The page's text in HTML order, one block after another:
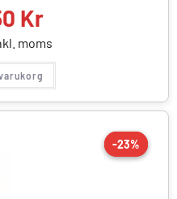
Kr
moms
-23%
-23%